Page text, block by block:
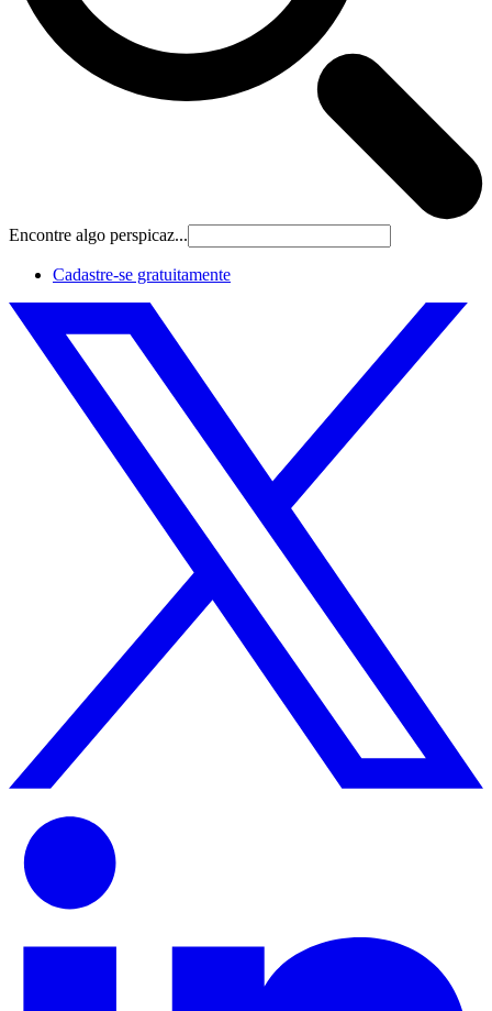
Encontre algo perspicaz...
Cadastre‐se gratuitamente